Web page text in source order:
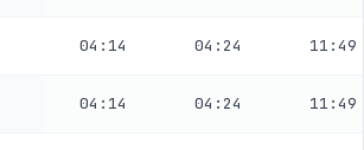
04:14 04:24 11:49
04:14 04:24 11:49